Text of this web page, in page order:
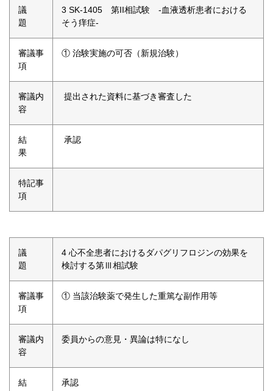
議
題
3 SK-1405 第II相試験 -血液透析患者における
そう痒症-
審議事
項
① 治験実施の可否（新規治験）
審議内
容
提出された資料に基づき審査した
結
果
承認
特記事
項
議
題
4 心不全患者におけるダパグリフロジンの効果を
検討する第Ⅲ相試験
審議事
項
① 当該治験薬で発生した重篤な副作用等
審議内
容
委員からの意見・異論は特になし
結
承認